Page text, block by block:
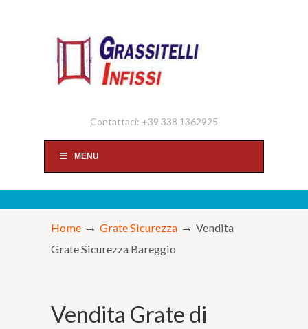
Contattaci: +39 338 1362925
MENU
Home → Grate Sicurezza → Vendita
Grate Sicurezza Bareggio
Vendita Grate di